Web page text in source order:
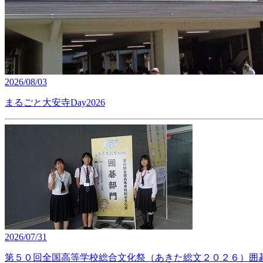
2026/08/03
まるごと大安寺Day2026
2026/07/31
第５０回全国高等学校総合文化祭（あきた総文２０２６）囲